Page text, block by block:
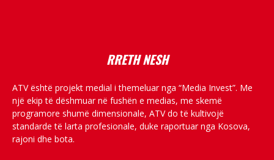
RRETH NESH
ATV është projekt medial i themeluar nga “Media Invest”. Me
një ekip të dëshmuar në fushën e medias, me skemë
programore shumë dimensionale, ATV do të kultivojë
standarde të larta profesionale, duke raportuar nga Kosova,
rajoni dhe bota.